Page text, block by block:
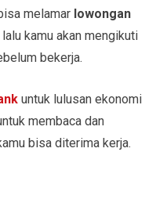
melamar lowongan
kamu akan mengikuti
bekerja.
untuk lulusan ekonomi
membaca dan
bisa diterima kerja.